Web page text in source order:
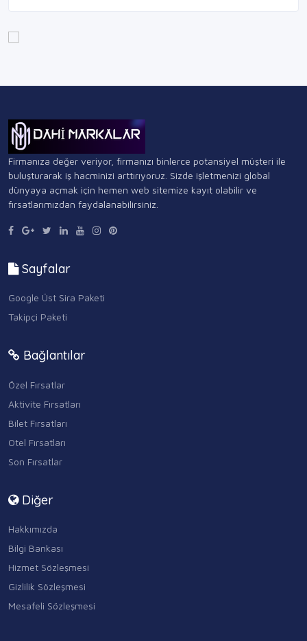
Firmanıza değer veriyor, firmanızı binlerce potansiyel müşteri ile
buluşturarak iş hacminizi arttırıyoruz. Sizde işletmenizi global
dünyaya açmak için hemen web sitemize kayıt olabilir ve
fırsatlarımızdan faydalanabilirsiniz.
Sayfalar
Google Üst Sira Paketi
Takipçi Paketi
Bağlantılar
Özel Fırsatlar
Aktivite Fırsatları
Bilet Fırsatları
Otel Fırsatları
Son Fırsatlar
Diğer
Hakkımızda
Bilgi Bankası
Hizmet Sözleşmesi
Gizlilik Sözleşmesi
Mesafeli Sözleşmesi